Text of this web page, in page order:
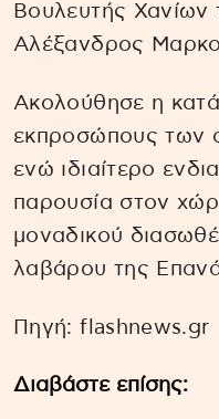
Βουλευτής Χανίων
Αλέξανδρος
Ακολούθησε η
εκπροσώπους των
ενώ ιδιαίτερο
παρουσία στον
μοναδικού
λαβάρου της
Πηγή: flashnews.gr
Διαβάστε επίσης: